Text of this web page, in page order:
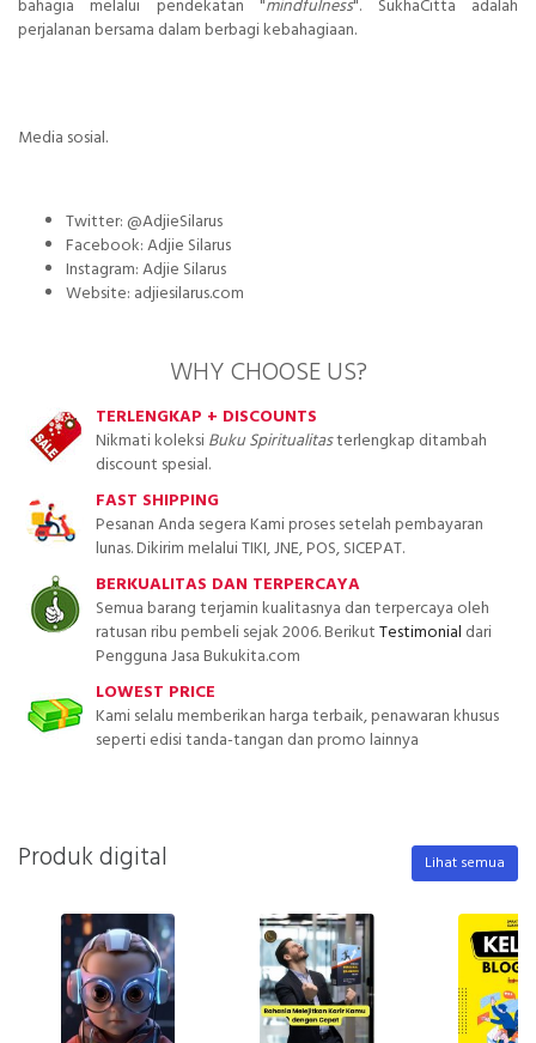
bahagia melalui pendekatan "mindfulness". SukhaCitta adalah
perjalanan bersama dalam berbagi kebahagiaan.
Media sosial.
Twitter: @AdjieSilarus
Facebook: Adjie Silarus
Instagram: Adjie Silarus
Website: adjiesilarus.com
WHY CHOOSE US?
TERLENGKAP + DISCOUNTS
Nikmati koleksiBuku Spiritualitasterlengkap ditambah
discount spesial.
FAST SHIPPING
Pesanan Anda segera Kami proses setelah pembayaran
lunas. Dikirim melalui TIKI, JNE, POS, SICEPAT.
BERKUALITAS DAN TERPERCAYA
Semua barang terjamin kualitasnya dan terpercaya oleh
ratusan ribu pembeli sejak 2006. BerikutTestimonial dari
Pengguna Jasa Bukukita.com
LOWEST PRICE
Kami selalu memberikan harga terbaik, penawaran khusus
seperti edisi tanda-tangan dan promo lainnya
Produk digital Lihat semua